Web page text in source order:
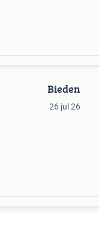
Bieden
26 jul 26